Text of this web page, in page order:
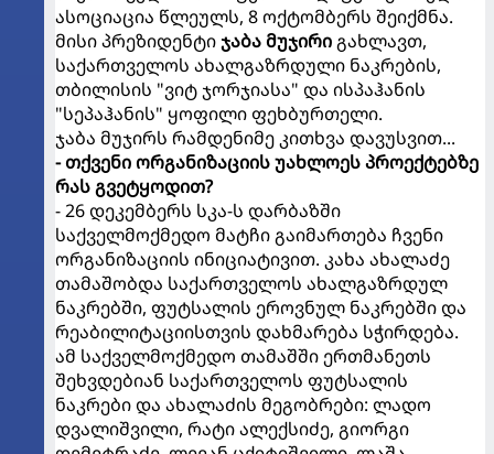
ასოციაცია წლეულს, 8 ოქტომბერს შეიქმნა.
მისი პრეზიდენტიჯაბა მუჯირიგახლავთ,
საქართველოს ახალგაზრდული ნაკრების,
თბილისის "ვიტ ჯორჯიასა" და ისპაჰანის
"სეპაჰანის" ყოფილი ფეხბურთელი.
ჯაბა მუჯირს რამდენიმე კითხვა დავუსვით...
- თქვენი ორგანიზაციის უახლოეს პროექტებზე
რას გვეტყოდით?
- 26 დეკემბერს სკა-ს დარბაზში
საქველმოქმედო მატჩი გაიმართება ჩვენი
ორგანიზაციის ინიციატივით. კახა ახალაძე
თამაშობდა საქართველოს ახალგაზრდულ
ნაკრებში, ფუტსალის ეროვნულ ნაკრებში და
რეაბილიტაციისთვის დახმარება სჭირდება.
ამ საქველმოქმედო თამაშში ერთმანეთს
შეხვდებიან საქართველოს ფუტსალის
ნაკრები და ახალაძის მეგობრები: ლადო
დვალიშვილი, რატი ალექსიძე, გიორგი